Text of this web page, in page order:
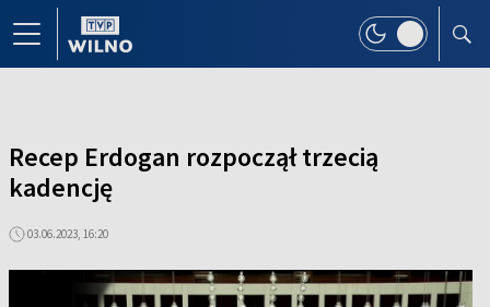
Recep Erdogan rozpoczął trzecią
kadencję
03.06.2023, 16:20